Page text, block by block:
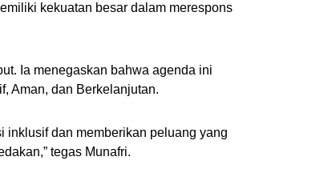
kekuatan besar dalam merespons
Ia menegaskan bahwa agenda ini
Aman, dan Berkelanjutan.
inklusif dan memberikan peluang yang
tegas Munafri.